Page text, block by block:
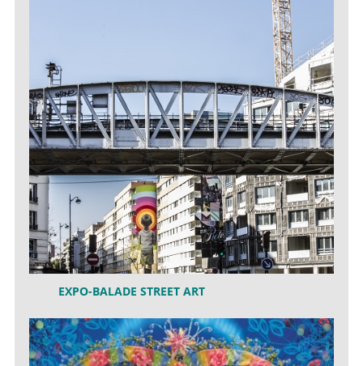
EXPO-BALADE STREET ART